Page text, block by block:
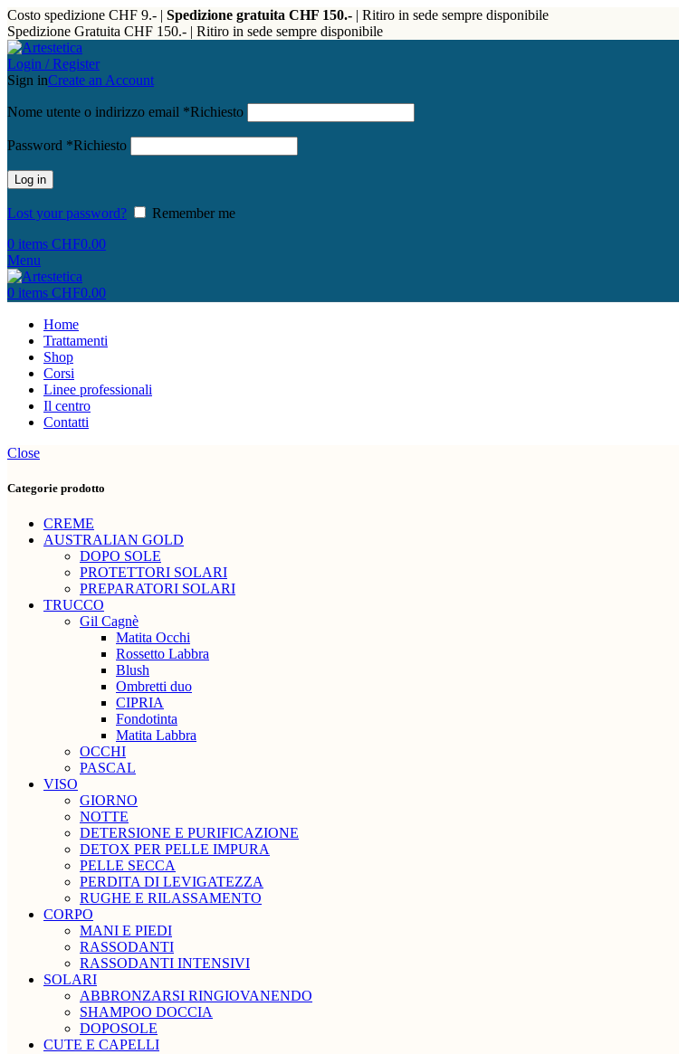
Costo spedizione CHF 9.- | Spedizione gratuita CHF 150.- | Ritiro in sede sempre disponibile
Spedizione Gratuita CHF 150.- | Ritiro in sede sempre disponibile
Login / Register
Sign inCreate an Account
Nome utente o indirizzo email *Richiesto
Password *Richiesto
Log in
Lost your password?
Remember me
0 items CHF0.00
Menu
0 items CHF0.00
Home
Trattamenti
Shop
Corsi
Linee professionali
Il centro
Contatti
Close
Categorie prodotto
CREME
AUSTRALIAN GOLD
DOPO SOLE
PROTETTORI SOLARI
PREPARATORI SOLARI
TRUCCO
Gil Cagnè
Matita Occhi
Rossetto Labbra
Blush
Ombretti duo
CIPRIA
Fondotinta
Matita Labbra
OCCHI
PASCAL
VISO
GIORNO
NOTTE
DETERSIONE E PURIFICAZIONE
DETOX PER PELLE IMPURA
PELLE SECCA
PERDITA DI LEVIGATEZZA
RUGHE E RILASSAMENTO
CORPO
MANI E PIEDI
RASSODANTI
RASSODANTI INTENSIVI
SOLARI
ABBRONZARSI RINGIOVANENDO
SHAMPOO DOCCIA
DOPOSOLE
CUTE E CAPELLI